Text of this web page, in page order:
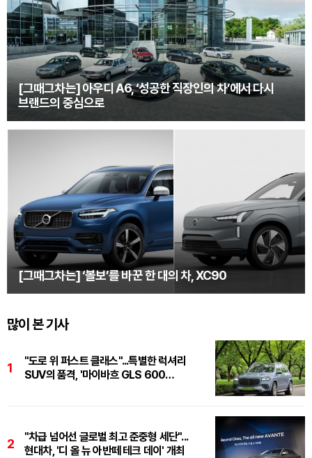
[그때그차는] 아우디 A6, ‘성공한 직장인의 차’에서 다시
브랜드의 중심으로
[그때그차는] ‘볼보’를 바꾼 한 대의 차, XC90
많이 본 기사
1
"도로 위 퍼스트 클래스"...특별한 럭셔리
SUV의 품격, '마이바흐 GLS 600
2
"차급 넘어선 글로벌 최고 준중형 세단"...
현대차, '디 올 뉴 아반떼 테크 데이' 개최